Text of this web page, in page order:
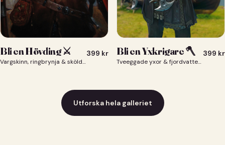
Bli en Hövding ⚔️
Vargskinn, ringbrynja & sköld — du som nordisk krigsherre ⚔️
399 kr Bli en Yxkrigare 🪓
Tveeggade yxor & fjordvatten bakom dig 🪓
399 kr
Utforska hela galleriet